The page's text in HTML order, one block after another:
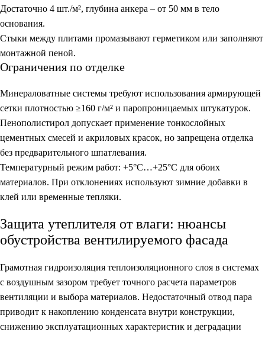
Достаточно 4 шт./м², глубина анкера – от 50 мм в тело
основания.
Стыки между плитами промазывают герметиком или заполняют
монтажной пеной.
Ограничения по отделке
Минераловатные системы требуют использования армирующей
сетки плотностью ≥160 г/м² и паропроницаемых штукатурок.
Пенополистирол допускает применение тонкослойных
цементных смесей и акриловых красок, но запрещена отделка
без предварительного шпатлевания.
Температурный режим работ: +5°C…+25°C для обоих
материалов. При отклонениях используют зимние добавки в
клей или временные тепляки.
Защита утеплителя от влаги: нюансы
обустройства вентилируемого фасада
Грамотная гидроизоляция теплоизоляционного слоя в системах
с воздушным зазором требует точного расчета параметров
вентиляции и выбора материалов. Недостаточный отвод пара
приводит к накоплению конденсата внутри конструкции,
снижению эксплуатационных характеристик и деградации